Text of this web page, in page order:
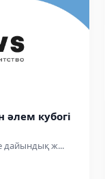
кубогі
дайындық ж...